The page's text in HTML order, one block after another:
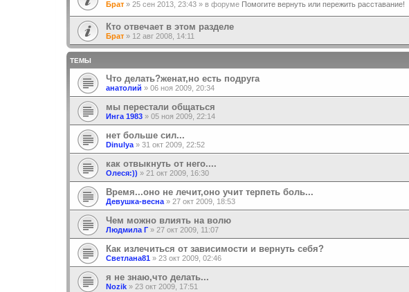
Брат » 25 сен 2013, 23:43 » в форуме Помогите вернуть или пережить расставание!
Кто отвечает в этом разделе
Брат » 12 авг 2008, 14:11
ТЕМЫ
Что делать?женат,но есть подруга
анатолий » 06 ноя 2009, 20:34
мы перестали общаться
Инга 1983 » 05 ноя 2009, 22:14
нет больше сил...
Dinulya » 31 окт 2009, 22:52
как отвыкнуть от него....
Олеся:)) » 21 окт 2009, 16:30
Время...оно не лечит,оно учит терпеть боль...
Девушка-весна » 27 окт 2009, 18:53
Чем можно влиять на волю
Людмила Г » 27 окт 2009, 11:07
Как излечиться от зависимости и вернуть себя?
Светлана81 » 23 окт 2009, 02:46
я не знаю,что делать...
Nozik » 23 окт 2009, 17:51